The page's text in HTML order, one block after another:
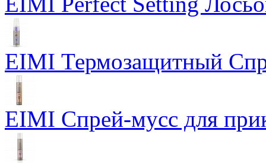
EIMI Термозащитный
EIMI Спрей-мусс для